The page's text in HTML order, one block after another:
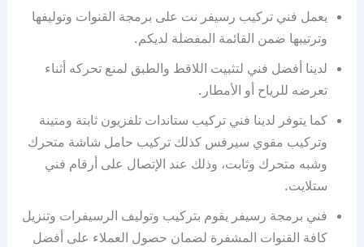
يعمل فني تركيب رسيفر نت على برمجة القنوات وتوليفها
وترتيبها ضمن القائمة المفضلة لديكم.
لدينا أفضل فني لتثبيت اللاقط والطبق لمنع تحركه أثناء
تعرضه للرياح أو الأمطار.
كما يتوفر لدينا فني تركيب ستاندات تلفزيون ثابتة ومتينة
وتركيب مقوي سيرفس كذلك تركيب حامل شاشة متحرك
وشبه متحرك وثابت، وذلك عند الإتصال على أرقام فني
ستلايت.
فني برمجة رسيفر يقوم بتركيب وتوليف الرسيفرات وتنزيل
كافة القنوات المشفرة لضمان حصول العملاء على أفضل